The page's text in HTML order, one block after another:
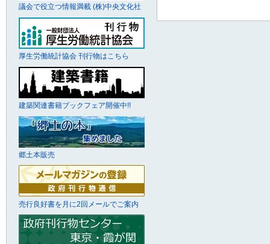
議会で役立つ情報満載 (株)中央文化社
厚生労働統計協会 刊行物はこちら
建築関連書籍ブックフェア開催中!!
郷土本販売
売行良好書を月に2回メールでご案内